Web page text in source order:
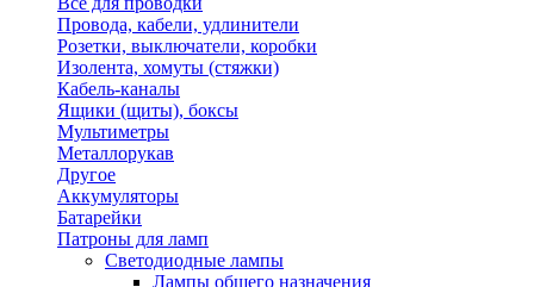
Провода, кабели, удлинители
Розетки, выключатели, коробки
Изолента, хомуты (стяжки)
Кабель-каналы
Ящики (щиты), боксы
Мультиметры
Металлорукав
Другое
Аккумуляторы
Батарейки
Патроны для ламп
Светодиодные лампы
Лампы общего назначения